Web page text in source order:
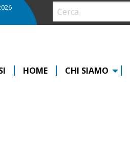
HOME CHI SIAMO